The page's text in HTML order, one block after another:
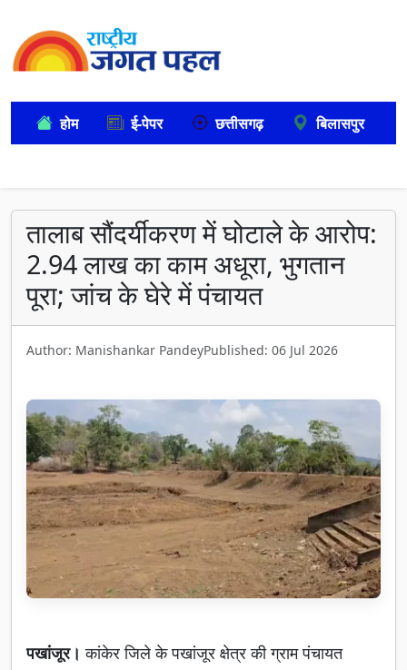
होम ई-पेपर छत्तीसगढ़ बिलासपुर
तालाब सौंदर्यीकरण में घोटाले के आरोप:
2.94 लाख का काम अधूरा, भुगतान
पूरा; जांच के घेरे में पंचायत
Author: Manishankar PandeyPublished: 06 Jul 2026
पखांजूर।कांकेर जिले के पखांजूर क्षेत्र की ग्राम पंचायत